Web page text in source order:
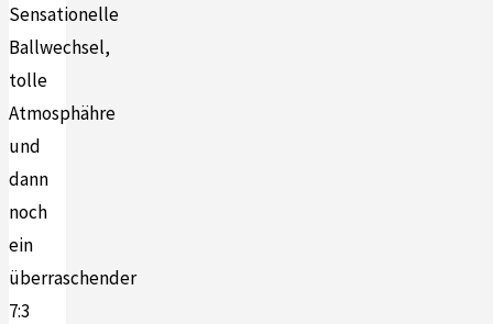
Sensationelle
Ballwechsel,
tolle
Atmosphähre
und
dann
noch
ein
überraschender
7:3